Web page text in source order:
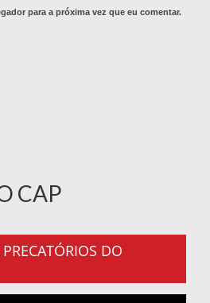
para a próxima vez que eu comentar.
CAP
DO